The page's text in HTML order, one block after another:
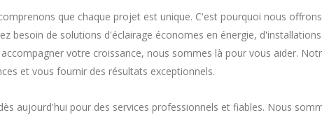
que chaque projet est unique. C'est pourquoi nous
besoin de solutions d'éclairage économes en énergie,
votre croissance, nous sommes là pour vous aider.
et vous fournir des résultats exceptionnels.
aujourd'hui pour des services professionnels et fiables. Nous